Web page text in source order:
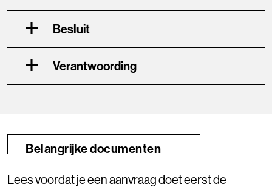
Besluit
Verantwoording
Belangrijke documenten
Lees voordat je een aanvraag doet eerst de